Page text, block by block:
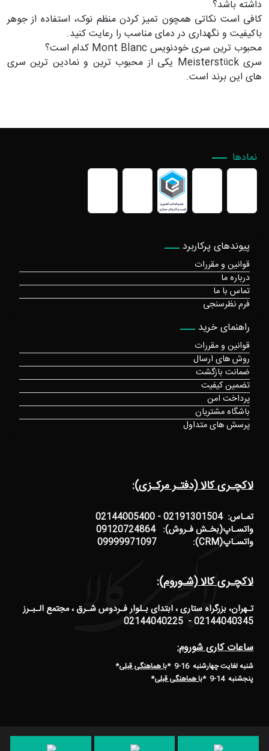
داشته باشد؟
کافی است نکاتی همچون تمیز کردن منظم نوک، استفاده از جوهر
باکیفیت و نگهداری در دمای مناسب را رعایت کنید.
محبوب ترین سری خودنویس Mont Blanc کدام است؟
سری Meisterstück یکی از محبوب ترین و نمادین ترین سری
های این برند است.
لاکچـری کالا (دفتـر مرکـزی):
تمـاس: 02191301504 - 02144005400
واتسـاپ(بخـش فـروش): 09120724864
واتسـاپ(CRM): 09999971097
لاکچـری کالا (شـوروم):
تـهران، بزرگراه ستاری ، ابتدای بـلوار فـردوس شـرق ، مجتمع الـبـرز
02144040345 - 02144040225
ساعات کاری شوروم:
شنبه لغایت چهارشنبه 16-9 * با هماهنگی قبلی*
پنجشنبه 14-9
*با هماهنگی قبلی*
پیوندهای پرکاربرد
قوانین و مقررات
درباره ما
تماس با ما
فرم نظرسنجی
راهنمای خرید
قوانین و مقررات
روش های ارسال
ضمانت بازگشت
تضمین کیفیت
پرداخت امن
باشگاه مشتریان
پرسش های متداول
نمادها